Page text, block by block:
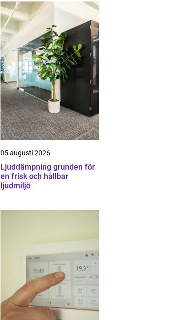
05 augusti 2026
Ljuddämpning grunden för
en frisk och hållbar
ljudmiljö